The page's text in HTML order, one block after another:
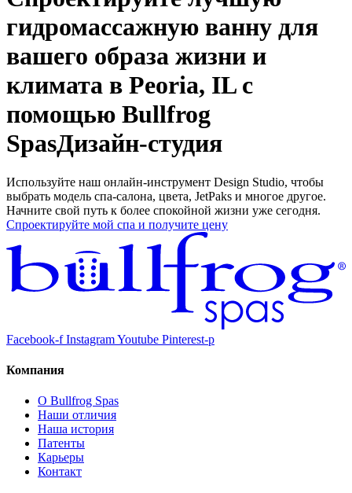
гидромассажную ванну для
вашего образа жизни и
климата в Peoria, IL с
помощью Bullfrog
SpasДизайн-студия
Используйте наш онлайн-инструмент Design Studio, чтобы
выбрать модель спа-салона, цвета, JetPaks и многое другое.
Начните свой путь к более спокойной жизни уже сегодня.
Спроектируйте мой спа и получите цену
Facebook-f InstagramYoutube Pinterest-p
Компания
О Bullfrog Spas
Наши отличия
Наша история
Патенты
Карьеры
Контакт